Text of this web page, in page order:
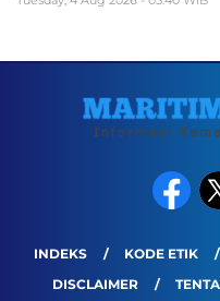
INDEKS KODE ETIK
DISCLAIMER